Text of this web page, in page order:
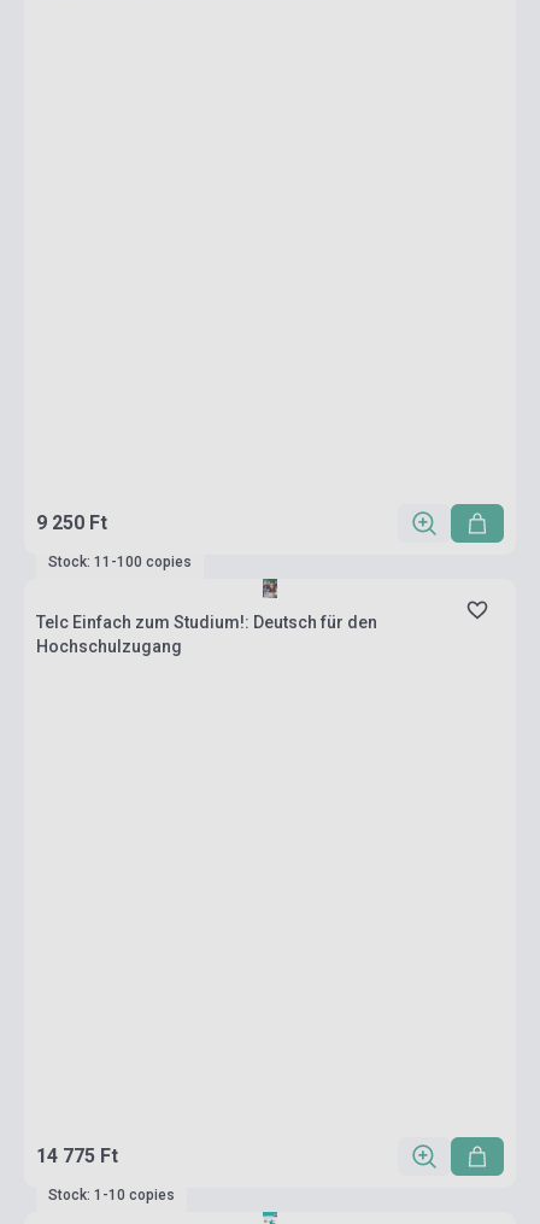
9 250 Ft
Stock: 11-100 copies
Telc Einfach zum Studium!: Deutsch für den
Hochschulzugang
14 775 Ft
Stock: 1-10 copies